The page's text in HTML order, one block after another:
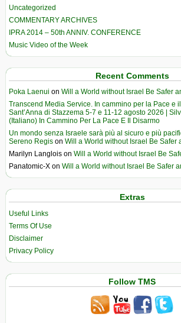
Uncategorized
COMMENTARY ARCHIVES
IPRA 2014 – 50th ANNIV. CONFERENCE
Music Video of the Week
Recent Comments
Poka Laenui on Will a World without Israel Be Safer
Transcend Media Service. In cammino per la Pace e
Sant’Anna di Stazzema 5-7 e 11-12 agosto 2026 |
(Italiano) In Cammino Per La Pace E Il Disarmo
Un mondo senza Israele sarà più al sicuro e più
Sereno Regis on Will a World without Israel Be Safer
Marilyn Langlois on Will a World without Israel Be
Panatomic-X on Will a World without Israel Be Safer
Extras
Useful Links
Terms Of Use
Disclaimer
Privacy Policy
Follow TMS